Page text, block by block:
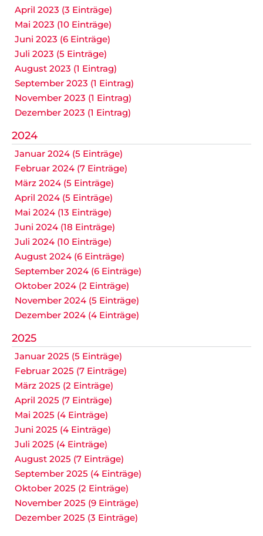
April 2023 (3 Einträge)
Mai 2023 (10 Einträge)
Juni 2023 (6 Einträge)
Juli 2023 (5 Einträge)
August 2023 (1 Eintrag)
September 2023 (1 Eintrag)
November 2023 (1 Eintrag)
Dezember 2023 (1 Eintrag)
2024
Januar 2024 (5 Einträge)
Februar 2024 (7 Einträge)
März 2024 (5 Einträge)
April 2024 (5 Einträge)
Mai 2024 (13 Einträge)
Juni 2024 (18 Einträge)
Juli 2024 (10 Einträge)
August 2024 (6 Einträge)
September 2024 (6 Einträge)
Oktober 2024 (2 Einträge)
November 2024 (5 Einträge)
Dezember 2024 (4 Einträge)
2025
Januar 2025 (5 Einträge)
Februar 2025 (7 Einträge)
März 2025 (2 Einträge)
April 2025 (7 Einträge)
Mai 2025 (4 Einträge)
Juni 2025 (4 Einträge)
Juli 2025 (4 Einträge)
August 2025 (7 Einträge)
September 2025 (4 Einträge)
Oktober 2025 (2 Einträge)
November 2025 (9 Einträge)
Dezember 2025 (3 Einträge)